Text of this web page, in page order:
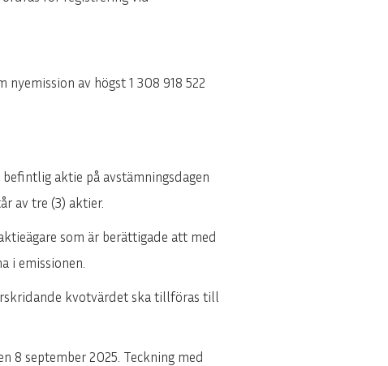
av högst 1 308 918 522
aktie på avstämningsdagen
av tre (3) aktier.
som är berättigade att med
i emissionen.
kvotvärdet ska tillföras till
8 september 2025. Teckning med